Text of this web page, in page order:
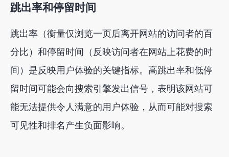
跳出率和停留时间
跳出率（衡量仅浏览一页后离开网站的访问者的百
分比）和停留时间（反映访问者在网站上花费的时
间）是反映用户体验的关键指标。高跳出率和低停
留时间可能会向搜索引擎发出信号，表明该网站可
能无法提供令人满意的用户体验，从而可能对搜索
可见性和排名产生负面影响。